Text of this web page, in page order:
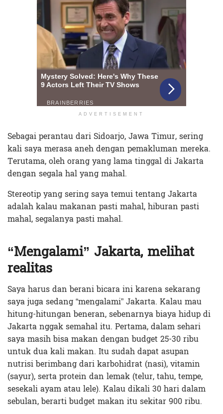
ADVERTISEMENT
Sebagai perantau dari Sidoarjo, Jawa Timur, sering
kali saya merasa aneh dengan pemakluman mereka.
Terutama, oleh orang yang lama tinggal di Jakarta
dengan segala hal yang mahal.
Stereotip yang sering saya temui tentang Jakarta
adalah kalau makanan pasti mahal, hiburan pasti
mahal, segalanya pasti mahal.
“Mengalami” Jakarta, melihat
realitas
Saya harus dan berani bicara ini karena sekarang
saya juga sedang “mengalami” Jakarta. Kalau mau
hitung-hitungan beneran, sebenarnya biaya hidup di
Jakarta nggak semahal itu. Pertama, dalam sehari
saya masih bisa makan dengan budget 25-30 ribu
untuk dua kali makan. Itu sudah dapat asupan
nutrisi berimbang dari karbohidrat (nasi), vitamin
(sayur), serta protein dan lemak (telur, tahu, tempe,
sesekali ayam atau lele). Kalau dikali 30 hari dalam
sebulan, berarti budget makan itu sekitar 900 ribu.